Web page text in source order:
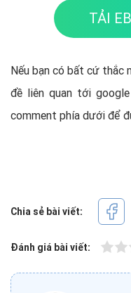
TẢI
Nếu bạn có bất cứ thắc
đề liên quan tới
comment phía dưới để
Chia sẻ bài viết:
Đánh giá bài viết: